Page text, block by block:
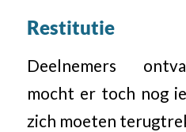
Restitutie
Deelnemers
mocht er toch nog
zich moeten